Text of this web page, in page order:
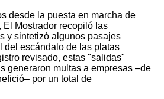
desde la puesta en marcha de
El Mostrador recopiló las
y sintetizó algunos pasajes
del escándalo de las platas
revisado, estas "salidas"
generaron multas a empresas –de
por un total de